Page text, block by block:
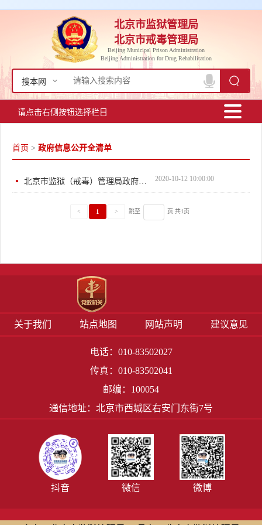
北京市监狱管理局
北京市戒毒管理局
Beijing Municipal Prison Administration
Beijing Administration for Drug Rehabilitation
搜本网
请点击右侧按钮选择栏目
首页 > 政府信息公开全清单
北京市监狱（戒毒）管理局政府信息主动公开全清单 2020-10-12 10:00:00
< 1 > 跳至 页 共1页
关于我们 站点地图 网站声明 建议意见
电话：010-83502027
传真：010-83502041
邮编：100054
通信地址：北京市西城区右安门东街7号
抖音 微信 微博